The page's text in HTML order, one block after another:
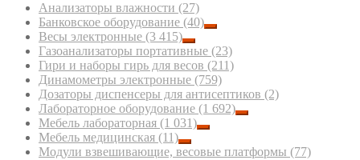
Анализаторы влажности (27)
Банковское оборудование (40)
Весы электронные (3 415)
Газоанализаторы портативные (23)
Гири и наборы гирь для весов (211)
Динамометры электронные (759)
Дозаторы диспенсеры для антисептиков (2)
Лабораторное оборудование (1 692)
Мебель лабораторная (1 031)
Мебель медицинская (11)
Модули взвешивающие, весовые платформы (77)